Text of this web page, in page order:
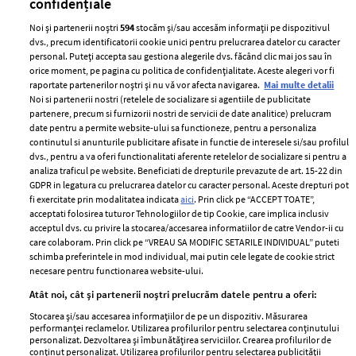
ELLE Style Awards
2024
Despre ELLE
Romania
Contact
Abonamente
Termeni si conditii
Politica de
confidențialitate
Politica de cookies
Publicitate
GSP
Unica
femei
Viva
Avantaje
confidențiale
Noi și partenerii noștri594stocăm și/sau accesăm informații pe dispozitivul
dvs., precum identificatorii cookie unici pentru prelucrarea datelor cu caracter
personal. Puteți accepta sau gestiona alegerile dvs. făcând clic mai jos sau în
orice moment, pe pagina cu politica de confidențialitate. Aceste alegeri vor fi
raportate partenerilor noștri și nu vă vor afecta navigarea. Mai multe detalii
Noi si partenerii nostri (retelele de socializare si agentiile de publicitate
partenere, precum si furnizorii nostri de servicii de date analitice) prelucram
date pentru a permite website-ului sa functioneze, pentru a personaliza
continutul si anunturile publicitare afisate in functie de interesele si/sau profilul
dvs., pentru a va oferi functionalitati aferente retelelor de socializare si pentru a
analiza traficul pe website. Beneficiati de drepturile prevazute de art. 15-22 din
GDPR in legatura cu prelucrarea datelor cu caracter personal. Aceste drepturi pot
fi exercitate prin modalitatea indicataaici. Prin click pe “ACCEPT TOATE”,
acceptati folosirea tuturor Tehnologiilor de tip Cookie, care implica inclusiv
acceptul dvs. cu privire la stocarea/accesarea informatiilor de catre Vendor-ii cu
care colaboram. Prin click pe “VREAU SA MODIFIC SETARILE INDIVIDUAL” puteti
schimba preferintele in mod individual, mai putin cele legate de cookie strict
necesare pentru functionarea website-ului.
Atât noi, cât și partenerii noștri prelucrăm datele pentru a oferi:
Stocarea și/sau accesarea informațiilor de pe un dispozitiv. Măsurarea
performanței reclamelor. Utilizarea profilurilor pentru selectarea conținutului
personalizat. Dezvoltarea și îmbunătățirea serviciilor. Crearea profilurilor de
conținut personalizat. Utilizarea profilurilor pentru selectarea publicității